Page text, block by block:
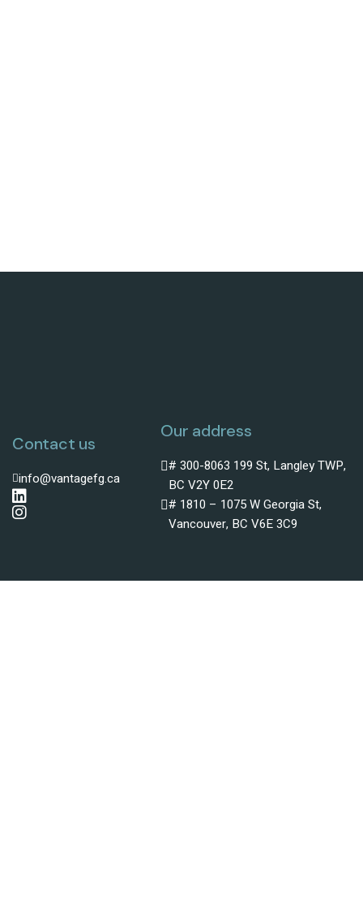
Contact us
info@vantagefg.ca
Our address
# 300-8063 199 St, Langley TWP,
BC V2Y 0E2
# 1810 – 1075 W Georgia St,
Vancouver, BC V6E 3C9